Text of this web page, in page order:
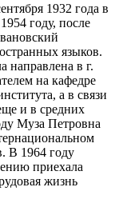
1932 года в
году, после
языков.
направлена в г.
на кафедре
а в связи
и в средних
Муза Петровна
В 1964 году
приехала
жизнь